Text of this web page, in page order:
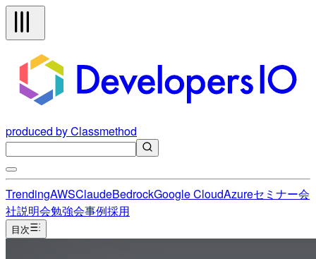
produced by Classmethod
TrendingAWSClaudeBedrockGoogle CloudAzureセミナー会
社説明会勉強会事例採用
目次